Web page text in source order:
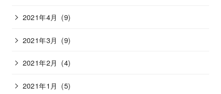
2021年4月 (9)
2021年3月 (9)
2021年2月 (4)
2021年1月 (5)